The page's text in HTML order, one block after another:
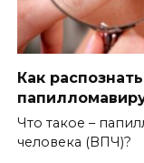
Как
Что такое –
человека (ВПЧ)?